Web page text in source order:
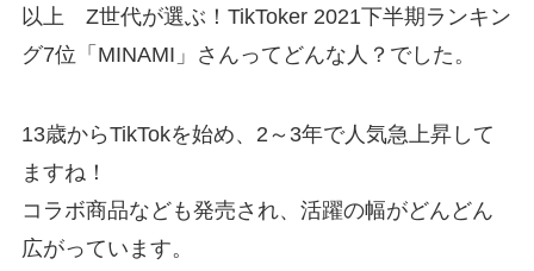
以上 Z世代が選ぶ！TikToker 2021下半期ランキン
グ7位「MINAMI」さんってどんな人？でした。
13歳からTikTokを始め、2～3年で人気急上昇して
ますね！
コラボ商品なども発売され、活躍の幅がどんどん
広がっています。